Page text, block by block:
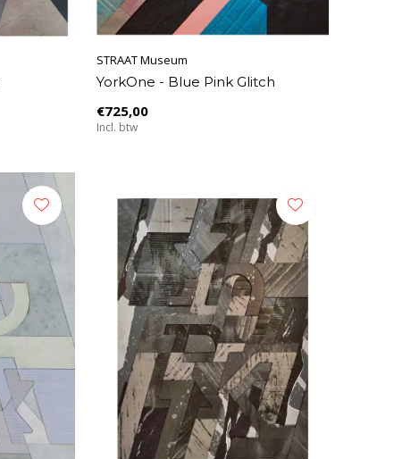
STRAAT Museum
YorkOne - Blue Pink Glitch
€725,00
Incl. btw